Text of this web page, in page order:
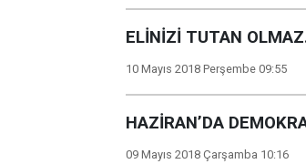
ELİNİZİ TUTAN
10 Mayıs 2018 Perşembe 09:55
HAZİRAN’DA
09 Mayıs 2018 Çarşamba 10:16